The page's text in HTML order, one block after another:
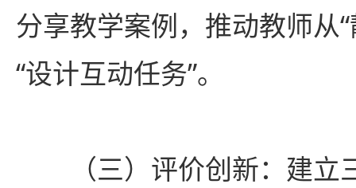
分享教学案例，推动教师从
“设计互动任务”。
（三）评价创新：建